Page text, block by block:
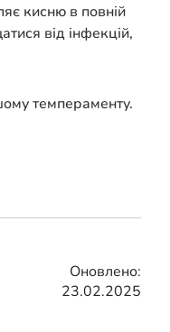
кисню в повній
від інфекцій,
темпераменту.
Оновлено:
23.02.2025